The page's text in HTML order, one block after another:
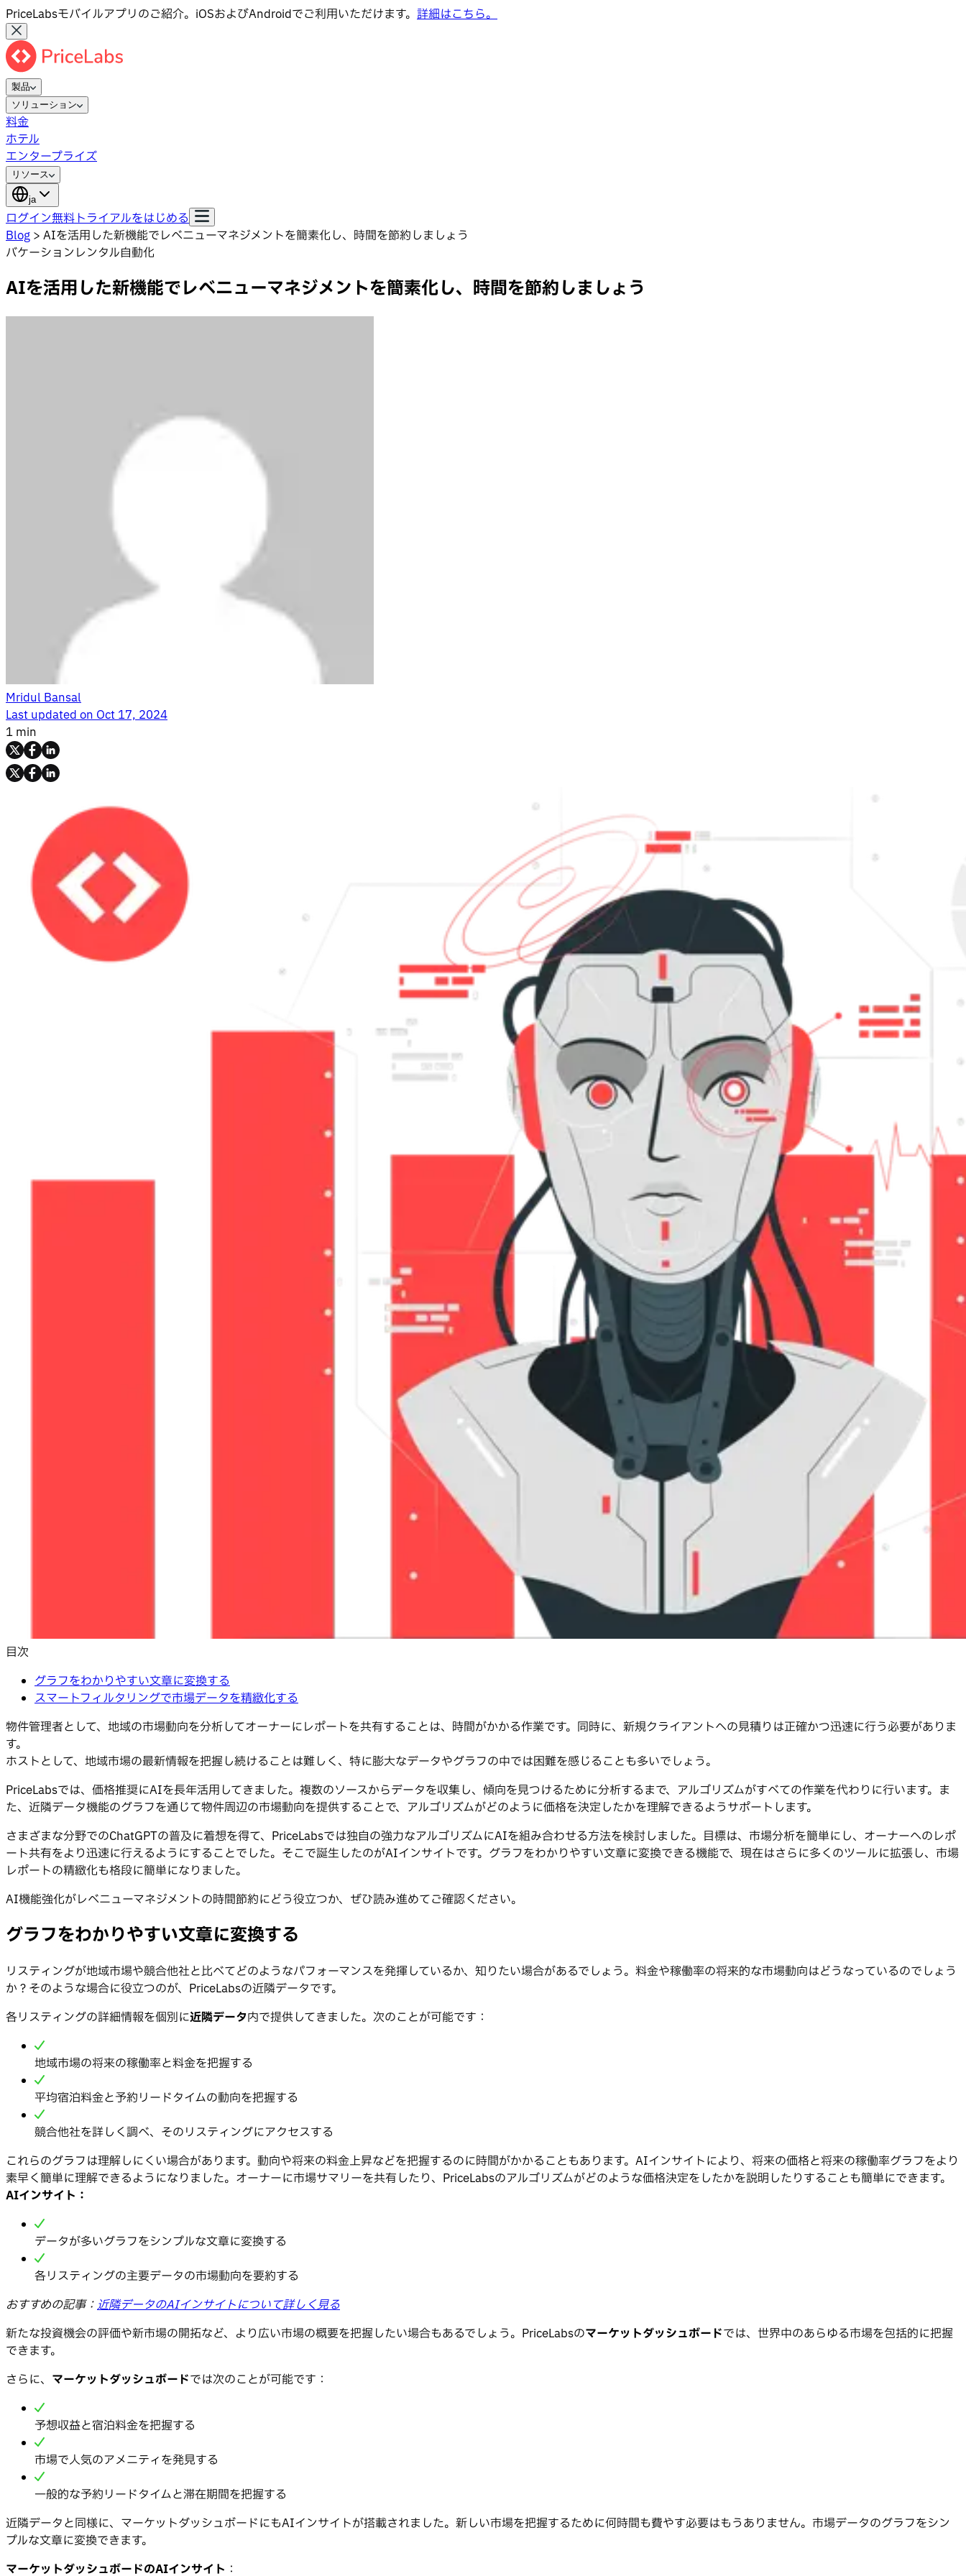
PriceLabsモバイルアプリのご紹介。iOSおよびAndroidでご利用いただけます。 詳細はこちら。
製品
ソリューション
料金
ホテル
エンタープライズ
リソース
ja
ログイン無料トライアルをはじめる
Blog > AIを活用した新機能でレベニューマネジメントを簡素化し、時間を節約しましょう
バケーションレンタル自動化
AIを活用した新機能でレベニューマネジメントを簡素化し、時間を節約しましょう
Mridul Bansal
Last updated onOct 17, 2024
1 min
目次
グラフをわかりやすい文章に変換する
スマートフィルタリングで市場データを精緻化する
物件管理者として、地域の市場動向を分析してオーナーにレポートを共有することは、時間がかかる作業です。同時に、新規クライアントへの見積りは正確かつ迅速に行う必要がありま
す。
ホストとして、地域市場の最新情報を把握し続けることは難しく、特に膨大なデータやグラフの中では困難を感じることも多いでしょう。
PriceLabsでは、価格推奨にAIを長年活用してきました。複数のソースからデータを収集し、傾向を見つけるために分析するまで、アルゴリズムがすべての作業を代わりに行います。ま
た、近隣データ機能のグラフを通じて物件周辺の市場動向を提供することで、アルゴリズムがどのように価格を決定したかを理解できるようサポートします。
さまざまな分野でのChatGPTの普及に着想を得て、PriceLabsでは独自の強力なアルゴリズムにAIを組み合わせる方法を検討しました。目標は、市場分析を簡単にし、オーナーへのレポ
ート共有をより迅速に行えるようにすることでした。そこで誕生したのがAIインサイトです。グラフをわかりやすい文章に変換できる機能で、現在はさらに多くのツールに拡張し、市場
レポートの精緻化も格段に簡単になりました。
AI機能強化がレベニューマネジメントの時間節約にどう役立つか、ぜひ読み進めてご確認ください。
グラフをわかりやすい文章に変換する
リスティングが地域市場や競合他社と比べてどのようなパフォーマンスを発揮しているか、知りたい場合があるでしょう。料金や稼働率の将来的な市場動向はどうなっているのでしょう
か？そのような場合に役立つのが、PriceLabsの近隣データです。
各リスティングの詳細情報を個別に近隣データ内で提供してきました。次のことが可能です：
地域市場の将来の稼働率と料金を把握する
平均宿泊料金と予約リードタイムの動向を把握する
競合他社を詳しく調べ、そのリスティングにアクセスする
これらのグラフは理解しにくい場合があります。動向や将来の料金上昇などを把握するのに時間がかかることもあります。AIインサイトにより、将来の価格と将来の稼働率グラフをより
素早く簡単に理解できるようになりました。オーナーに市場サマリーを共有したり、PriceLabsのアルゴリズムがどのような価格決定をしたかを説明したりすることも簡単にできます。
AIインサイト：
データが多いグラフをシンプルな文章に変換する
各リスティングの主要データの市場動向を要約する
おすすめの記事：近隣データのAIインサイトについて詳しく見る
新たな投資機会の評価や新市場の開拓など、より広い市場の概要を把握したい場合もあるでしょう。PriceLabsのマーケットダッシュボードでは、世界中のあらゆる市場を包括的に把握
できます。
さらに、 マーケットダッシュボードでは次のことが可能です：
予想収益と宿泊料金を把握する
市場で人気のアメニティを発見する
一般的な予約リードタイムと滞在期間を把握する
近隣データと同様に、マーケットダッシュボードにもAIインサイトが搭載されました。新しい市場を把握するために何時間も費やす必要はもうありません。市場データのグラフをシン
プルな文章に変換できます。
マーケットダッシュボードのAIインサイト ：